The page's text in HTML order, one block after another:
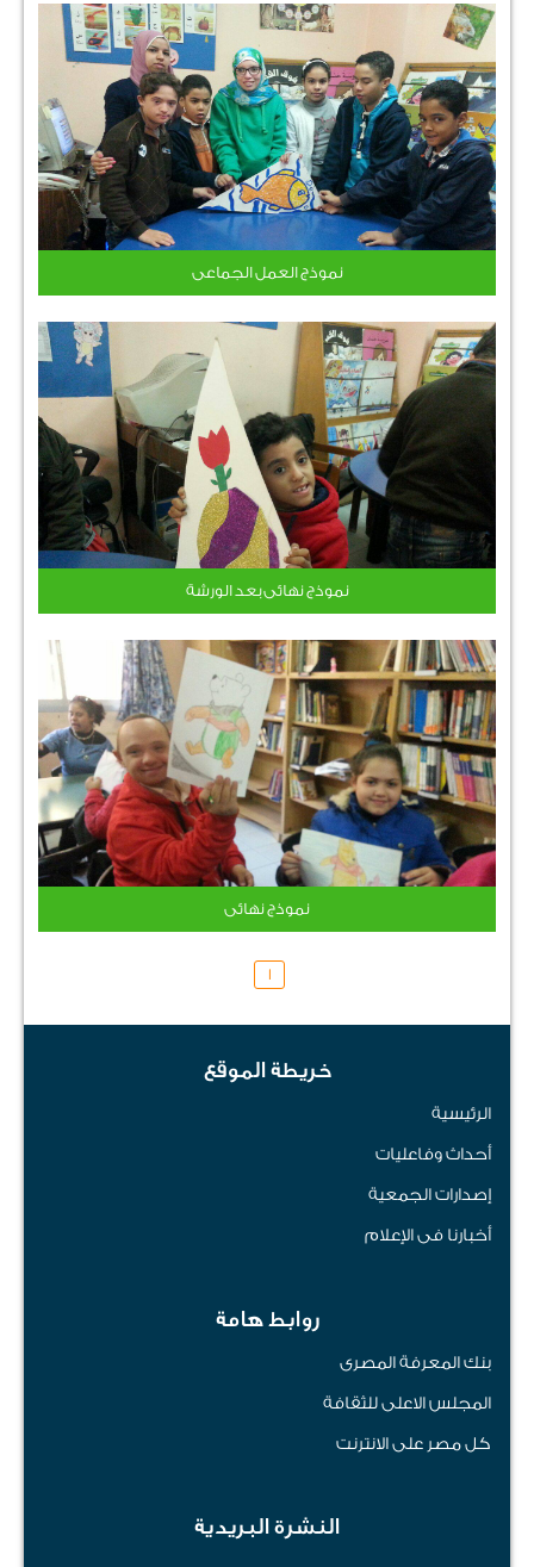
نموذج العمل الجماعى
نموذج نهائى بعد الورشة
نموذج نهائى
1
خريطة الموقع
الرئيسية
أحداث وفاعليات
إصدارات الجمعية
أخبارنا فى الإعلام
روابط هامة
بنك المعرفة المصرى
المجلس الاعلى للثقافة
كل مصر على الانترنت
النشرة البريدية